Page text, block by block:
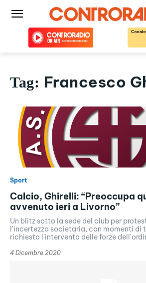
Tag: Francesco
Sport
Calcio, Ghirelli: “Preoccupa
avvenuto ieri a Livorno”
Un blitz sotto la sede del club per
l'incertezza societaria, con momenti di
richiesto l'intervento delle forze
4 Dicembre 2020